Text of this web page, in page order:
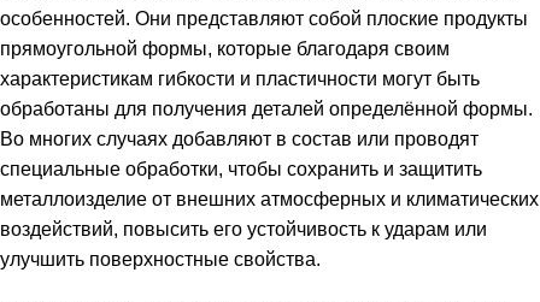
особенностей. Они представляют собой плоские продукты
прямоугольной формы, которые благодаря своим
характеристикам гибкости и пластичности могут быть
обработаны для получения деталей определённой формы.
Во многих случаях добавляют в состав или проводят
специальные обработки, чтобы сохранить и защитить
металлоизделие от внешних атмосферных и климатических
воздействий, повысить его устойчивость к ударам или
улучшить поверхностные свойства.